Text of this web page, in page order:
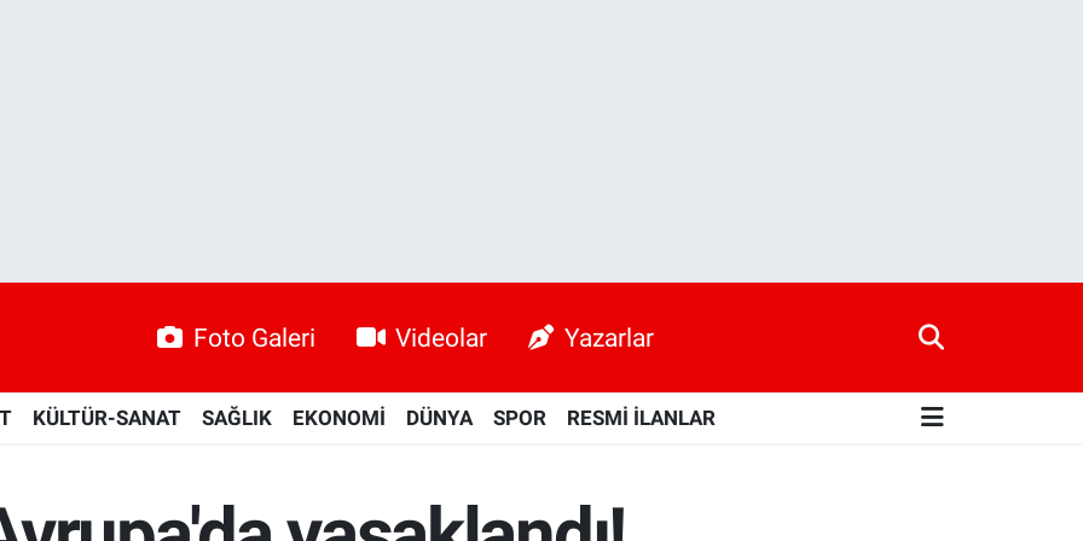
Foto Galeri Videolar Yazarlar
KÜLTÜR-SANAT SAĞLIK EKONOMİ DÜNYA SPOR RESMİ İLANLAR